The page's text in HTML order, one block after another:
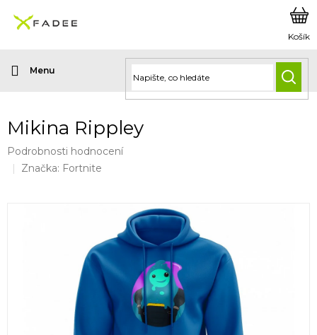
obsah
Mikina Rippley
Průměrné
hodnocení
Podrobnosti hodnocení
Značka: Fortnite